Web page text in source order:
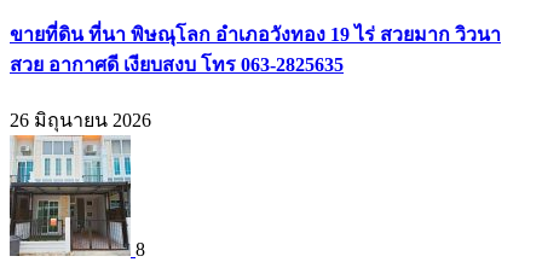
ขายที่ดิน ที่นา พิษณุโลก อำเภอวังทอง 19 ไร่ สวยมาก วิวนา
สวย อากาศดี เงียบสงบ โทร 063-2825635
26 มิถุนายน 2026
8